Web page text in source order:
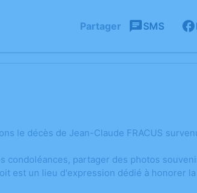
Partager SMS
le décès de Jean-Claude FRACUS
condoléances, partager des photos
est un lieu d'expression dédié à honorer